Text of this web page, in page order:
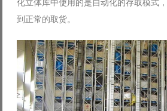
化立体库中使用的是自动化的存取模式
到正常的取货。